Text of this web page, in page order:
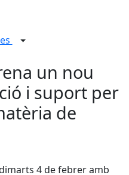
un nou
i suport per
de
4 de febrer amb